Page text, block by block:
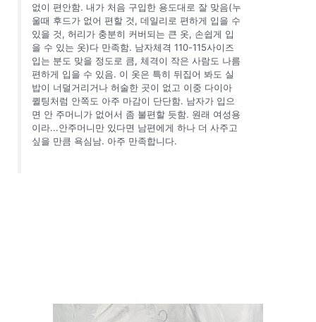
없이 편안함. 내가 처음 구입한 용도대로 잘 맞음(누
울때 후드가 없어 편할 것, 데일리로 편하게 입을 수
있을 것, 허리가 충분히 커버되는 큰 옷, 손쉽게 입
을 수 있는 옷)다 만족함. 남자체격 110-115사이즈
입는 분도 맞을 정도로 큼, 체격이 작은 사람도 나름
편하게 입을 수 있음. 이 옷은 특히 뒤집어 봐도 실
밥이 너덜거리거나 허술한 곳이 없고 이중 다이아
퀼팅처럼 안쪽도 아주 마감이 단단함. 남자가 입으
면 안 주머니가 없어서 좀 불편할 듯함. 원래 여성용
이라...안주머니만 있다면 남편에게 하나 더 사주고
싶을 만큼 욕심남. 아주 만족합니다.